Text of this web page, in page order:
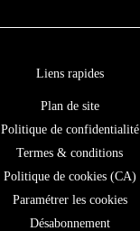
Liens rapides
Plan de site
Politique de confidentialité
Termes & conditions
Politique de cookies (CA)
Paramétrer les cookies
Désabonnement